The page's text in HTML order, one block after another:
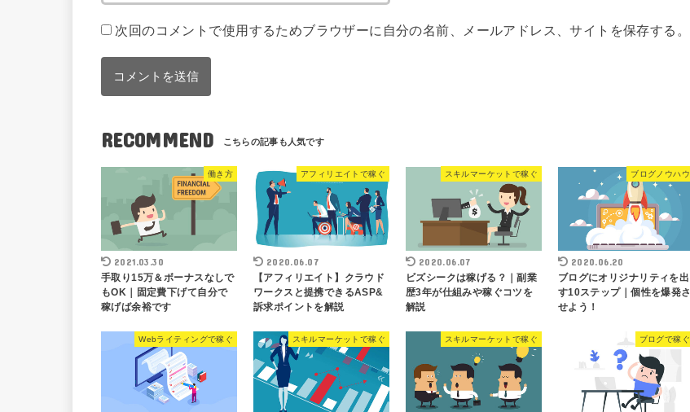
次回のコメントで使用するためブラウザーに自分の名前、メールアドレス、サイトを保存する。
RECOMMEND
働き方
2021.03.30
手取り15万＆ボーナスなしで
もOK｜固定費下げて自分で
稼げば余裕です
アフィリエイトで稼ぐ
2020.06.07
【アフィリエイト】クラウド
ワークスと提携できるASP&
訴求ポイントを解説
スキルマーケットで稼ぐ
2020.06.07
ビズシークは稼げる？｜副業
歴3年が仕組みや稼ぐコツを
解説
ブログノウハウ
2020.06.20
ブログにオリジナリティを出
す10ステップ｜個性を爆発さ
せよう！
Webライティングで稼ぐ スキルマーケットで稼ぐ スキルマーケットで稼ぐ ブログで稼ぐ